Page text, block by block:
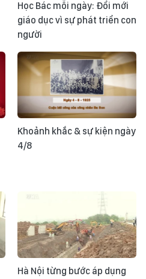
Học Bác mỗi ngày: Đổi mới
giáo dục vì sự phát triển con
người
Khoảnh khắc & sự kiện ngày
4/8
Hà Nội từng bước áp dụng